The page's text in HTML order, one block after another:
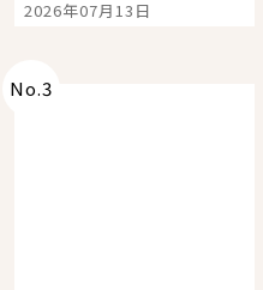
購物、美食及夜景，一
2026年07月13日
No.3